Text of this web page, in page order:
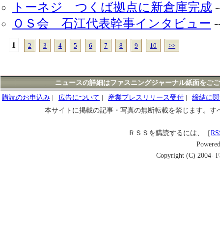
トーネジ つくば拠点に新倉庫完成
ＯＳ会 石江代表幹事インタビュー
1 2 3 4 5 6 7 8 9 10 >>
ニュースの詳細はファスニングジャーナル紙面をご
購読のお申込み | 広告について | 産業プレスリリース受付 |
締結に
本サイトに掲載の記事・写真の無断転載を禁じます。
ＲＳＳを購読するには、［
Copyright (C) 2004-